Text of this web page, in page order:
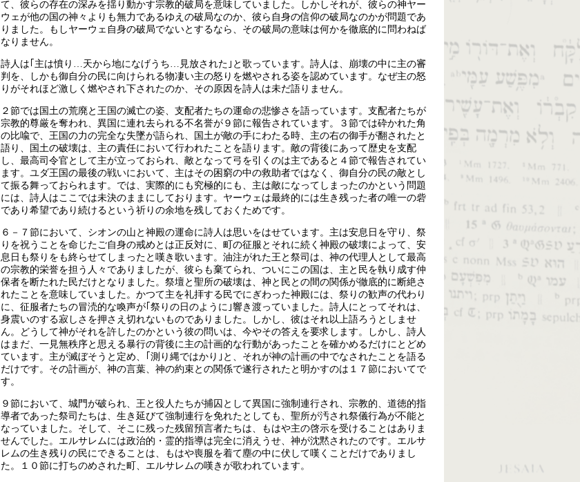
て、彼らの存在の深みを揺り動かす宗教的破局を意味していました。しかしそれが、彼らの神ヤー
ウェが他の国の神々よりも無力であるゆえの破局なのか、彼ら自身の信仰の破局なのかが問題であ
りました。もしヤーウェ自身の破局でないとするなら、その破局の意味は何かを徹底的に問わねば
なりません。
詩人は｢主は憤り…天から地になげうち…見放された｣と歌っています。詩人は、崩壊の中に主の審
判を、しかも御自分の民に向けられる物凄い主の怒りを燃やされる姿を認めています。なぜ主の怒
りがそれほど激しく燃やされ下されたのか、その原因を詩人は未だ語りません。
２節では国土の荒廃と王国の滅亡の姿、支配者たちの運命の悲惨さを語っています。支配者たちが
宗教的尊厳を奪われ、異国に連れ去られる不名誉が９節に報告されています。３節では砕かれた角
の比喩で、王国の力の完全な失墜が語られ、国土が敵の手にわたる時、主の右の御手が翻されたと
語り、国土の破壊は、主の責任において行われたことを語ります。敵の背後にあって歴史を支配
し、最高司令官として主が立っておられ、敵となって弓を引くのは主であると４節で報告されてい
ます。ユダ王国の最後の戦いにおいて、主はその困窮の中の救助者ではなく、御自分の民の敵とし
て振る舞っておられます。では、実際的にも究極的にも、主は敵になってしまったのかという問題
には、詩人はここでは未決のままにしております。ヤーウェは最終的には生き残った者の唯一の砦
であり希望であり続けるという祈りの余地を残しておくためです。
６－７節において、シオンの山と神殿の運命に詩人は思いをはせています。主は安息日を守り、祭
りを祝うことを命じたご自身の戒めとは正反対に、町の征服とそれに続く神殿の破壊によって、安
息日も祭りをも終らせてしまったと嘆き歌います。油注がれた王と祭司は、神の代理人として最高
の宗教的栄誉を担う人々でありましたが、彼らも棄てられ、ついにこの国は、主と民を執り成す仲
保者を断たれた民だけとなりました。祭壇と聖所の破壊は、神と民との間の関係が徹底的に断絶さ
れたことを意味していました。かつて主を礼拝する民でにぎわった神殿には、祭りの歓声の代わり
に、征服者たちの冒涜的な喚声が｢祭りの日のように｣響き渡っていました。詩人にとってそれは、
身震いのする寂しさを押さえ切れないものでありました。しかし、彼はそれ以上語ろうとしませ
ん。どうして神がそれを許したのかという彼の問いは、今やその答えを要求します。しかし、詩人
はまだ、一見無秩序と思える暴行の背後に主の計画的な行動があったことを確かめるだけにとどめ
ています。主が滅ぼそうと定め、｢測り縄ではかり｣と、それが神の計画の中でなされたことを語る
だけです。その計画が、神の言葉、神の約束との関係で遂行されたと明かすのは１７節においてで
す。
９節において、城門が破られ、王と役人たちが捕囚として異国に強制連行され、宗教的、道徳的指
導者であった祭司たちは、生き延びて強制連行を免れたとしても、聖所が汚され祭儀行為が不能と
なっていました。そして、そこに残った残留預言者たちは、もはや主の啓示を受けることはありま
せんでした。エルサレムには政治的・霊的指導は完全に消えうせ、神が沈黙されたのです。エルサ
レムの生き残りの民にできることは、もはや喪服を着て塵の中に伏して嘆くことだけでありまし
た。１０節に打ちのめされた町、エルサレムの嘆きが歌われています。